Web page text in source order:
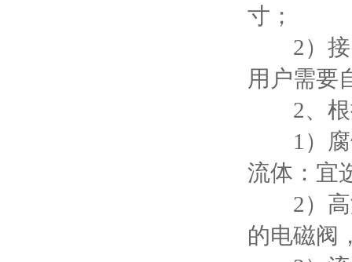
寸；
2）接口
用户需要
2、根
1）腐蚀
流体：宜
2）高温
的电磁阀